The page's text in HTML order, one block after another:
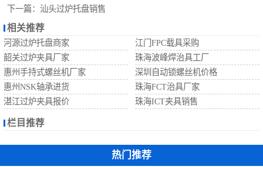
下一篇： 汕头过炉托盘销售
相关推荐
河源过炉托盘商家
江门FPC载具采购
韶关过炉夹具厂家
珠海波峰焊治具工厂
惠州手持式螺丝机厂家
深圳自动锁螺丝机价格
惠州NSK轴承进货
珠海FCT治具厂家
湛江过炉夹具报价
珠海ICT夹具销售
栏目推荐
热门推荐